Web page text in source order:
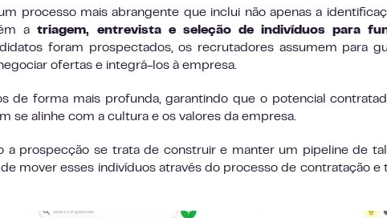
processo mais abrangente que inclui não apenas a
atriagem, entrevista e seleção de indivíduos para
foram prospectados, os recrutadores assumem para
ofertas e integrá-los à empresa.
de forma mais profunda, garantindo que o potencial
se alinhe com a cultura e os valores da empresa.
a prospecção se trata de construir e manter um pipeline de
mover esses indivíduos através do processo de contratação e